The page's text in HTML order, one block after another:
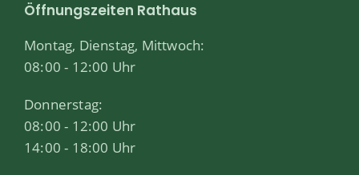
Öffnungszeiten Rathaus
Montag, Dienstag, Mittwoch:
08:00 - 12:00 Uhr
Donnerstag:
08:00 - 12:00 Uhr
14:00 - 18:00 Uhr